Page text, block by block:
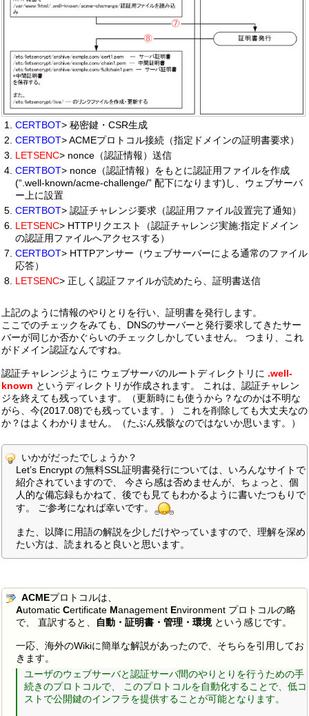
CERTBOT> 秘密鍵・CSR生成
CERTBOT> ACMEプロトコル接続（指定ドメインの証明書要求）
LETSENC> nonce（認証情報）送信
CERTBOT> nonce（認証情報）をもとに認証用ファイルを作成
(“.well-known/acme-challenge/” 配下になります)し、ウェブサーバ
ー上に設置
CERTBOT> 認証チャレンジ要求（認証用ファイル設置完了通知）
LETSENC> HTTPリクエスト（認証チャレンジ実施:指定ドメイン
の認証用ファイルへアクセスする）
CERTBOT> HTTPアンサー（ウェブサーバーによる通常のファイル
応答）
LETSENC> 正しく認証ファイルが読めたら、証明書送信
上記のように情報のやりとりを行い、証明書を発行します。
ここでのチェックをみても、DNSのサーバーと発行要求してきたサー
バーが同じか否かぐらいのチェックしかしていません。 つまり、これ
がドメイン認証なんですね。
認証チャレンジように ウェブサーバのルートディレクトリに .well-
known というディレクトリが作成されます。 これは、認証チャレン
ジを終えても残っています。（更新時にも使うから？なのかは不明な
がら、今(2017.08)でも残っています。） これを削除しても大丈夫なの
か？はよくわかりません。（たぶん残骸なのではないか思います。）
いかがだったでしょうか？
Let’s Encrypt の無料SSL証明書発行については、いろんなサイトで
紹介されていますので、 今さら感は否めませんが、ちょっと、個
人的な備忘録もかねて、後でも見てもわかるように書いたつもりで
す。 ご参考になれば幸いです。
また、以降に用語の解説を少しだけやっていますので、理解を深め
たい方は、読まれると良いと思います。
ACMEプロトコルは、
Automatic Certificate Management Environment プロトコルの略
で、 直訳すると、
自動・証明書・管理・環境という感じです。
一応、海外のWikiに簡単な解説があったので、そちらを引用してお
きます。
ユーザのウェブサーバと認証サーバ間のやりとりを行うための手
続きのプロトコルで、 このプロトコルを自動化することで、低コ
ストで公開鍵のインフラを提供することが可能となります。